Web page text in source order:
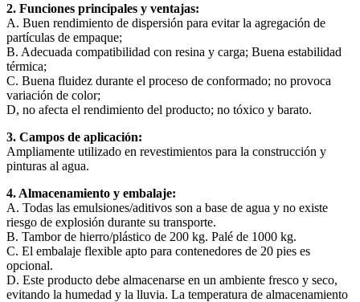
2. Funciones principales y ventajas:
A. Buen rendimiento de dispersión para evitar la agregación de
partículas de empaque;
B. Adecuada compatibilidad con resina y carga; Buena estabilidad
térmica;
C. Buena fluidez durante el proceso de conformado; no provoca
variación de color;
D, no afecta el rendimiento del producto; no tóxico y barato.
3. Campos de aplicación:
Ampliamente utilizado en revestimientos para la construcción y
pinturas al agua.
4. Almacenamiento y embalaje:
A. Todas las emulsiones/aditivos son a base de agua y no existe
riesgo de explosión durante su transporte.
B. Tambor de hierro/plástico de 200 kg. Palé de 1000 kg.
C. El embalaje flexible apto para contenedores de 20 pies es
opcional.
D. Este producto debe almacenarse en un ambiente fresco y seco,
evitando la humedad y la lluvia. La temperatura de almacenamiento